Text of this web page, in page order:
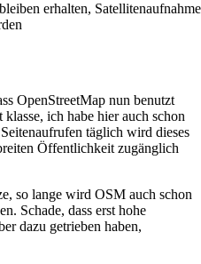
erhalten,
OpenStreetMap nun benutzt
ich habe hier auch schon
täglich wird dieses
Öffentlichkeit zugänglich
so lange wird OSM auch schon
Schade, dass erst hohe
dazu getrieben haben,